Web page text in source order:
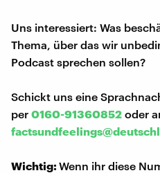
Uns interessiert: Was
Thema, über das wir
Podcast sprechen sollen?
Schickt uns eine
per 0160-91360852 oder
Wichtig:Wenn ihr diese